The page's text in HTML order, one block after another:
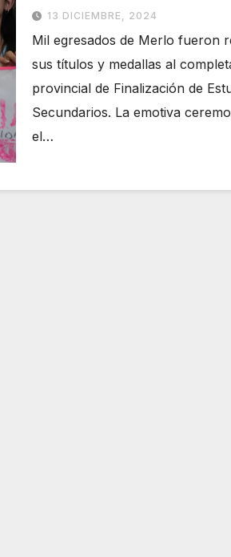
13 DICIEMBRE, 2024
Mil egresados de Merlo fueron
sus títulos y medallas al
provincial de Finalización de
Secundarios. La emotiva
el…